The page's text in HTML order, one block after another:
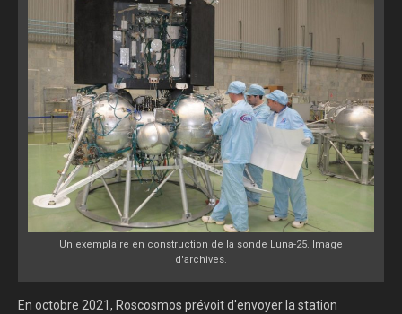
Un exemplaire en construction de la sonde Luna-25. Image
d'archives.
En octobre 2021, Roscosmos prévoit d'envoyer la station